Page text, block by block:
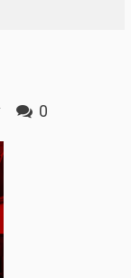
0